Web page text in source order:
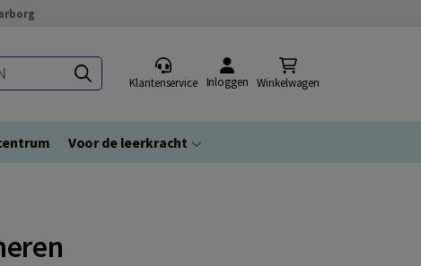
Klantenservice Inloggen Winkelwagen
Voor de leerkracht